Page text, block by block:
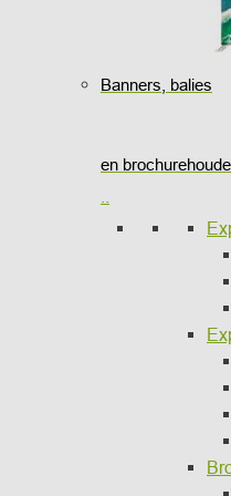
Banners, balies
en